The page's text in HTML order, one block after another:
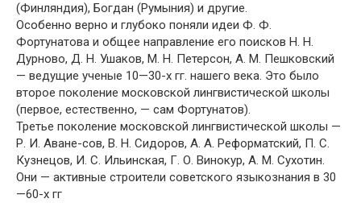
(Финляндия), Богдан (Румыния) и другие.
Особенно верно и глубоко поняли идеи Ф. Ф.
Фортунатова и общее направление его поисков Н. Н.
Дурново, Д. Н. Ушаков, М. Н. Петерсон, А. М. Пешковский
— ведущие ученые 10—30-х гг. нашего века. Это было
второе поколение московской лингвистической школы
(первое, естественно, — сам Фортунатов).
Третье поколение московской лингвистической школы —
Р. И. Аване-сов, В. Н. Сидоров, А. А. Реформатский, П. С.
Кузнецов, И. С. Ильинская, Г. О. Винокур, А. М. Сухотин.
Они — активные строители советского языкознания в 30
—60-х гг